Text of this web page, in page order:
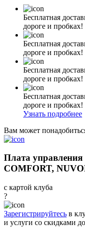
Бесплатная
дороге и пробках!
Бесплатная
дороге и пробках!
Бесплатная
дороге и пробках!
Бесплатная
дороге и пробках!
Узнать подробнее
Вам может
Плата
COMFORT,
с картой клуба
?
Зарегистрируйтесь в
и услуги со скидками